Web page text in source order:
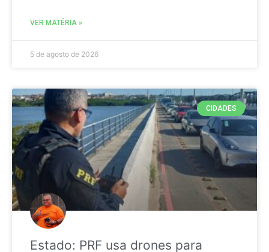
VER MATÉRIA »
5 de agosto de 2026
CIDADES
Estado: PRF usa drones para